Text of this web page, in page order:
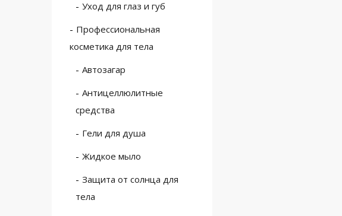
Уход для глаз и губ
Профессиональная
косметика для тела
Автозагар
Антицеллюлитные
средства
Гели для душа
Жидкое мыло
Защита от солнца для
тела